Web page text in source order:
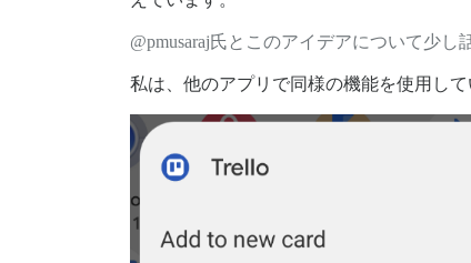
@pmusaraj氏とこのアイデアについて少し
私は、他のアプリで同様の機能を使用し